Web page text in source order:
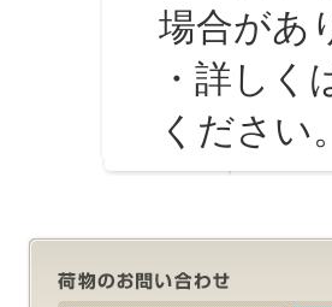
場合があ
・詳しく
ください。